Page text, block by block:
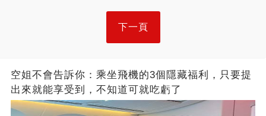
下一頁
空姐不會告訴你：乘坐飛機的3個隱藏福利，只要提
出來就能享受到，不知道可就吃虧了